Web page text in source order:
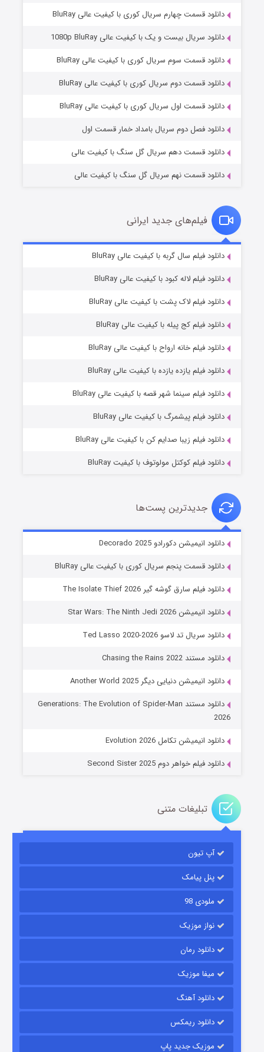
مردگان متحرک: شهر مرده ۳
قسمت۲ (زیرنویس) منتشر شد
قسمت۷ (زیرنویس) منتشر شد
خاندان اژدها فصل ۳
جادوگری در مغولستان
قسمت۱۴ (زیرنویس) منتشر شد
باب اسفنجی فصل ۱۷
قسمت۶ (زیرنویس) منتشر شد
قسمت۱۵ (دوبله) منتشر شد
دانلود قسمت چهارم سریال کوری با کیفیت عالی BluRay
دانلود سریال بیست و یک با کیفیت عالی 1080p BluRay
دانلود قسمت سوم سریال کوری با کیفیت عالی BluRay
دانلود قسمت دوم سریال کوری با کیفیت عالی BluRay
دانلود قسمت اول سریال کوری با کیفیت عالی BluRay
دانلود فصل دوم سریال بامداد خمار قسمت اول
دانلود قسمت دهم سریال گل سنگ با کیفیت عالی
دانلود قسمت نهم سریال گل سنگ با کیفیت عالی
فیلم‌های جدید ایرانی
دانلود فیلم سال گربه با کیفیت عالی BluRay
دانلود فیلم لاله کبود با کیفیت عالی BluRay
دانلود فیلم لاک پشت با کیفیت عالی BluRay
دانلود فیلم کج‌ پیله با کیفیت عالی BluRay
دانلود فیلم خانه ارواح با کیفیت عالی BluRay
دانلود فیلم یازده یازده با کیفیت عالی BluRay
دانلود فیلم سینما شهر قصه با کیفیت عالی BluRay
دانلود فیلم پیشمرگ با کیفیت عالی BluRay
دانلود فیلم زیبا صدایم کن با کیفیت عالی BluRay
دانلود فیلم کوکتل مولوتوف با کیفیت BluRay
جدیدترین پست‌ها
دانلود انیمیشن دکورادو Decorado 2025
دانلود قسمت پنجم سریال کوری با کیفیت عالی BluRay
دانلود فیلم سارق گوشه گیر The Isolate Thief 2026
دانلود انیمیشن Star Wars: The Ninth Jedi 2026
دانلود سریال تد لاسو Ted Lasso 2020-2026
دانلود مستند Chasing the Rains 2022
دانلود انیمیشن دنیایی دیگر Another World 2025
دانلود مستند Generations: The Evolution of Spider-Man
2026
دانلود انیمیشن تکامل Evolution 2026
دانلود فیلم خواهر دوم Second Sister 2025
تبلیغات متنی
آپ تیون
پنل پیامک
ملودی 98
نواز موزیک
دانلود رمان
میفا موزیک
دانلود آهنگ
دانلود ریمکس
موزیک جدید پاپ